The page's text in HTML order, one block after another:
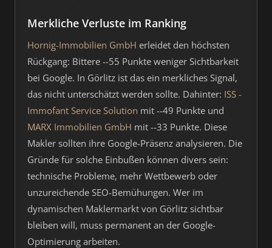
Merkliche Verluste im Ranking
Hornig-Immobilien GmbH erleidet den höchsten
Rückgang: Bittere --55 Punkte weniger Sichtbarkeit
bei Google. In Görlitz ist das ein merkliches Signal,
das nicht unterschätzt werden sollte. Dahinter: ISS -
Immofant Service Solution mit --49 Punkte und
MARX Immobilien GmbH mit --33 Punkte. Diese
Makler sollten ihre Google-Präsenz analysieren. Die
Gründe für solche Einbußen können divers sein:
technische Probleme, mehr Wettbewerb oder
unzureichende SEO-Bemühungen. Wer im
dynamischen Maklermarkt von Görlitz sichtbar
bleiben will, muss permanent an der Google-
Optimierung arbeiten.